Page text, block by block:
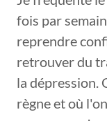
fois par
reprendre
retrouver du
la dépression.
règne et où